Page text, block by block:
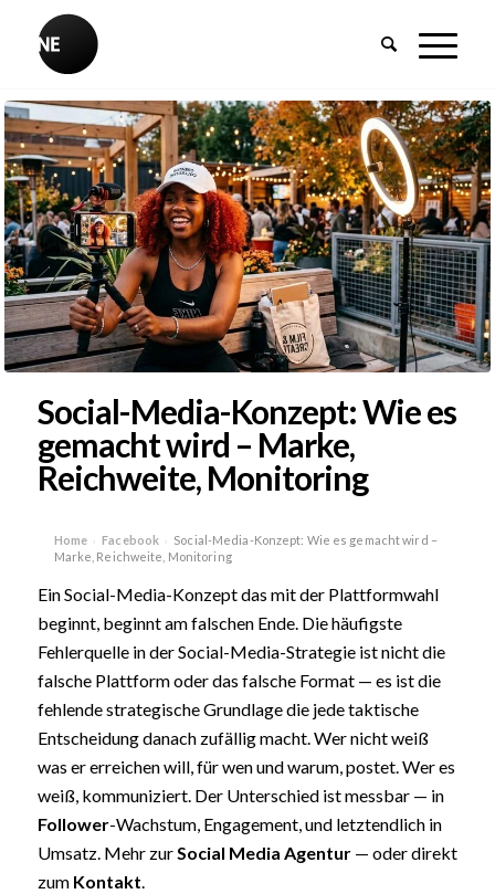
Social-Media-Konzept: Wie es
gemacht wird – Marke,
Reichweite, Monitoring
Home › Facebook › Social-Media-Konzept: Wie es gemacht wird –
Marke, Reichweite, Monitoring
Ein Social-Media-Konzept das mit der Plattformwahl
beginnt, beginnt am falschen Ende. Die häufigste
Fehlerquelle in der Social-Media-Strategie ist nicht die
falsche Plattform oder das falsche Format — es ist die
fehlende strategische Grundlage die jede taktische
Entscheidung danach zufällig macht. Wer nicht weiß
was er erreichen will, für wen und warum, postet. Wer es
weiß, kommuniziert. Der Unterschied ist messbar — in
Follower-Wachstum, Engagement, und letztendlich in
Umsatz. Mehr zurSocial Media Agentur— oder direkt
zum Kontakt.